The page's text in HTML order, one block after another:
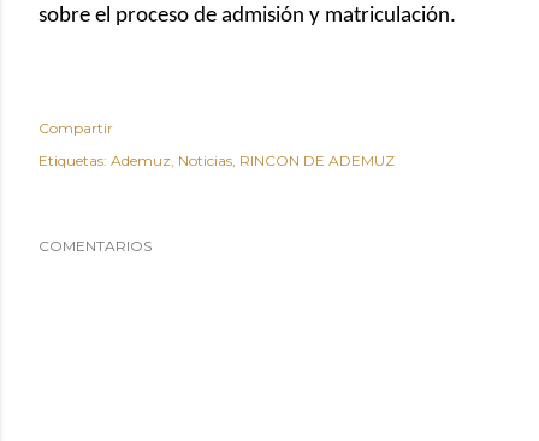
sobre el proceso de admisión y matriculación.
Compartir
Etiquetas: Ademuz Noticias RINCON DE ADEMUZ
COMENTARIOS